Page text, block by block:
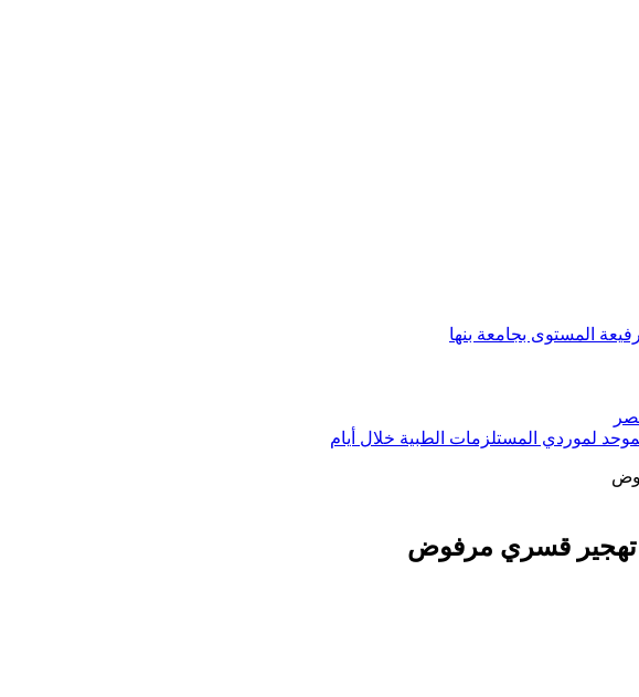
المستوى بجامعة بنها
لموردي المستلزمات الطبية خلال أيام
تهجير قسري مرفوض